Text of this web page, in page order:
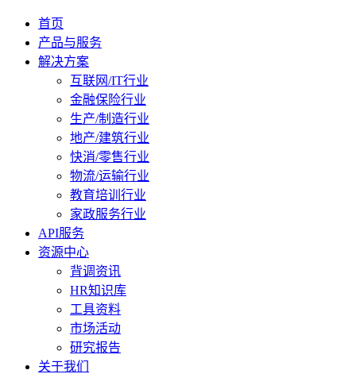
首页
产品与服务
解决方案
互联网/IT行业
金融保险行业
生产/制造行业
地产/建筑行业
快消/零售行业
物流/运输行业
教育培训行业
家政服务行业
API服务
资源中心
背调资讯
HR知识库
工具资料
市场活动
研究报告
关于我们